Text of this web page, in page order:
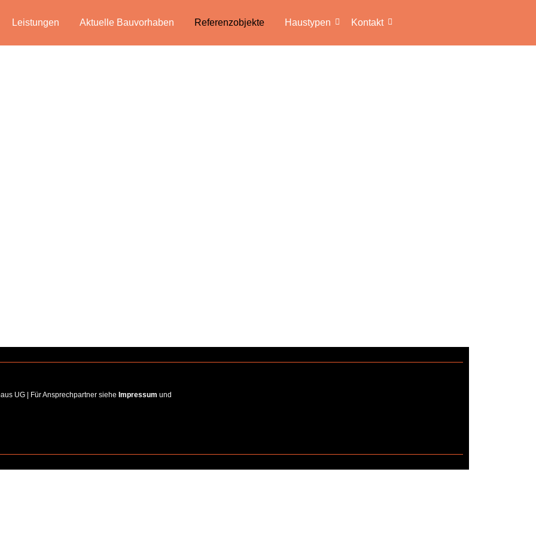
Leistungen Aktuelle Bauvorhaben Referenzobjekte Haustypen Kontakt
UG | Für Ansprechpartner siehe Impressum und